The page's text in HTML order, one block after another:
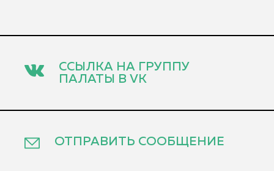
ССЫЛКА НА ГРУППУ
ПАЛАТЫ В VK
ОТПРАВИТЬ СООБЩЕНИЕ